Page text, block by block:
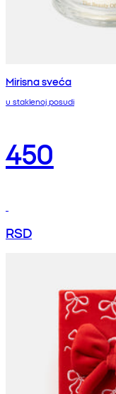
Mirisna sveća
u staklenoj posudi
450
RSD